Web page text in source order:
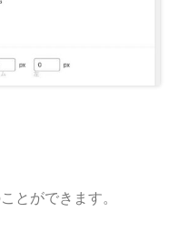
とができます。